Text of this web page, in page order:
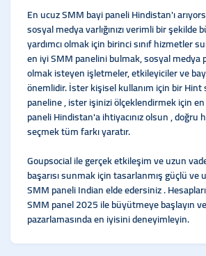
En ucuz SMM bayi paneli Hindistan'ı
sosyal medya varlığınızı verimli bir şekilde
yardımcı olmak için birinci sınıf hizmetler
en iyi SMM panelini bulmak, sosyal medya
olmak isteyen işletmeler, etkileyiciler ve
önemlidir. İster kişisel kullanım için bir Hint
paneline , ister işinizi ölçeklendirmek için
paneli Hindistan'a ihtiyacınız olsun , doğru
seçmek tüm farkı yaratır.
Goupsocial ile gerçek etkileşim ve uzun
başarısı sunmak için tasarlanmış güçlü ve
SMM paneli Indian elde edersiniz .
SMM panel 2025 ile büyütmeye başlayın
pazarlamasında en iyisini deneyimleyin.